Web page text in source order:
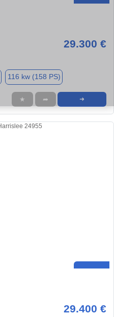
29.300 €
116 kw (158 PS)
★ ➦ ➜
29.400 €